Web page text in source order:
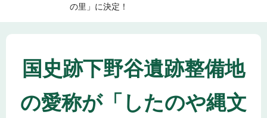
の里」に決定！
国史跡下野谷遺跡整備地
の愛称が「したのや縄文